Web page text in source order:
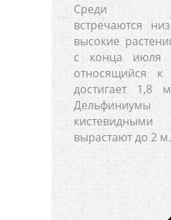
Среди
встречаются
высокие
с конца июля
относящийся к
достигает 1,8
кистевидными
вырастают до 2 м.